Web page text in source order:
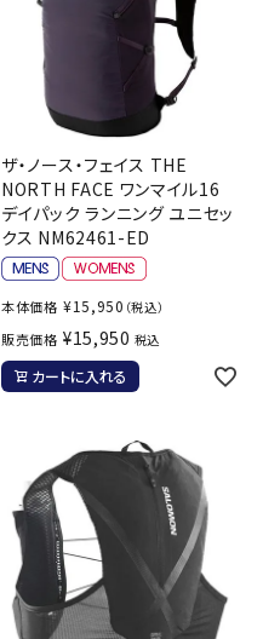
ザ・ノース・フェイス THE
NORTH FACE ワンマイル16
デイパック ランニング ユニセッ
クス NM62461-ED
本体価格 ¥15,950 （税込）
販売価格 ¥15,950 税込
カートに入れる